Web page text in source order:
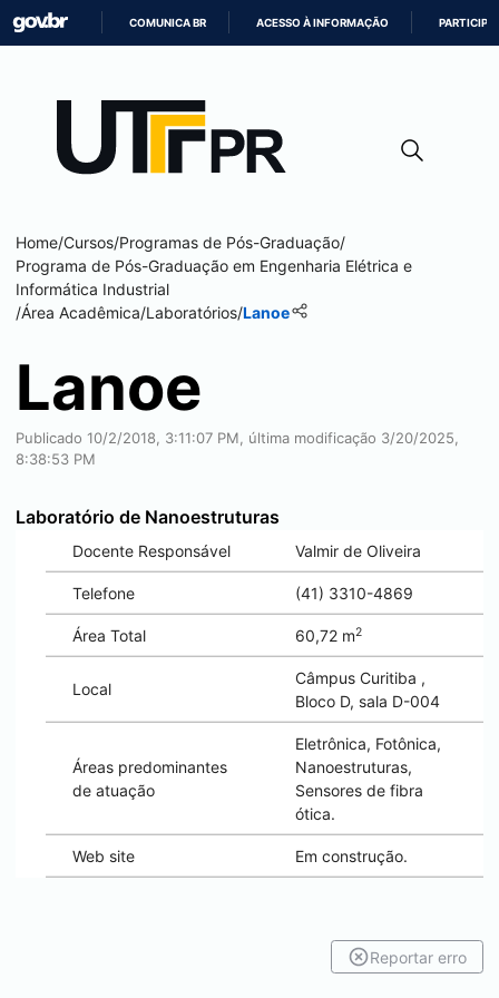
CONTEÚDO
COMUNICA BR ACESSO À INFORMAÇÃO PARTICIPE
Home/Cursos/Programas de Pós-Graduação/
Programa de Pós-Graduação em Engenharia Elétrica e
Informática Industrial
/Área Acadêmica/Laboratórios/Lanoe
Lanoe
Publicado 10/2/2018, 3:11:07 PM, última modificação 3/20/2025,
8:38:53 PM
Laboratório de Nanoestruturas
Docente Responsável Valmir de Oliveira
Telefone (41) 3310-4869
Área Total 60,72 m2
Local
Câmpus Curitiba ,
Bloco D, sala D-004
Áreas predominantes
de atuação
Eletrônica, Fotônica,
Nanoestruturas,
Sensores de fibra
ótica.
Web site Em construção.
Reportar erro